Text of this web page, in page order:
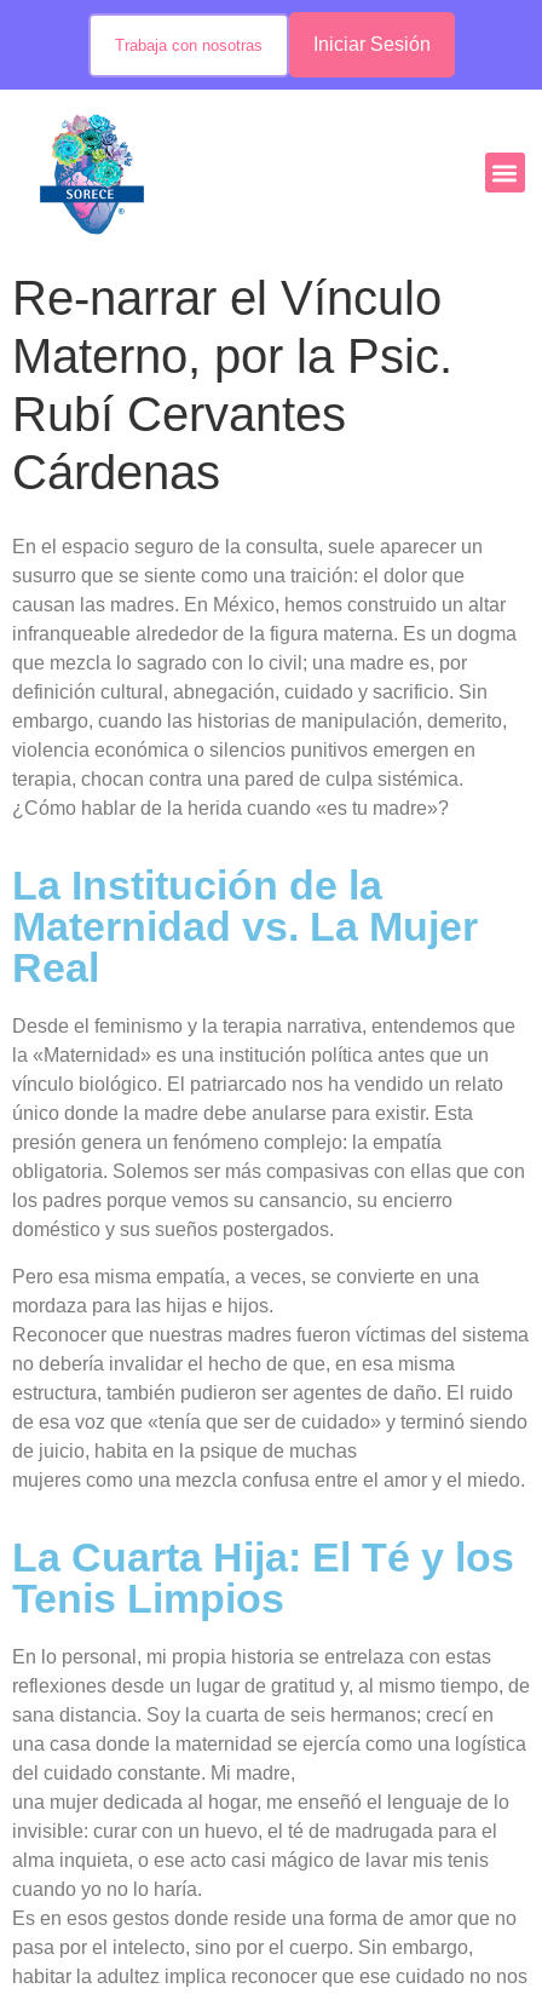
Trabaja con nosotras Iniciar Sesión
Re-narrar el Vínculo
Materno, por la Psic.
Rubí Cervantes
Cárdenas
En el espacio seguro de la consulta, suele aparecer un
susurro que se siente como una traición: el dolor que
causan las madres. En México, hemos construido un altar
infranqueable alrededor de la figura materna. Es un dogma
que mezcla lo sagrado con lo civil; una madre es, por
definición cultural, abnegación, cuidado y sacrificio. Sin
embargo, cuando las historias de manipulación, demerito,
violencia económica o silencios punitivos emergen en
terapia, chocan contra una pared de culpa sistémica.
¿Cómo hablar de la herida cuando «es tu madre»?
La Institución de la
Maternidad vs. La Mujer
Real
Desde el feminismo y la terapia narrativa, entendemos que
la «Maternidad» es una institución política antes que un
vínculo biológico. El patriarcado nos ha vendido un relato
único donde la madre debe anularse para existir. Esta
presión genera un fenómeno complejo: la empatía
obligatoria. Solemos ser más compasivas con ellas que con
los padres porque vemos su cansancio, su encierro
doméstico y sus sueños postergados.
Pero esa misma empatía, a veces, se convierte en una
mordaza para las hijas e hijos.
Reconocer que nuestras madres fueron víctimas del sistema
no debería invalidar el hecho de que, en esa misma
estructura, también pudieron ser agentes de daño. El ruido
de esa voz que «tenía que ser de cuidado» y terminó siendo
de juicio, habita en la psique de muchas
mujeres como una mezcla confusa entre el amor y el miedo.
La Cuarta Hija: El Té y los
Tenis Limpios
En lo personal, mi propia historia se entrelaza con estas
reflexiones desde un lugar de gratitud y, al mismo tiempo, de
sana distancia. Soy la cuarta de seis hermanos; crecí en
una casa donde la maternidad se ejercía como una logística
del cuidado constante. Mi madre,
una mujer dedicada al hogar, me enseñó el lenguaje de lo
invisible: curar con un huevo, el té de madrugada para el
alma inquieta, o ese acto casi mágico de lavar mis tenis
cuando yo no lo haría.
Es en esos gestos donde reside una forma de amor que no
pasa por el intelecto, sino por el cuerpo. Sin embargo,
habitar la adultez implica reconocer que ese cuidado no nos